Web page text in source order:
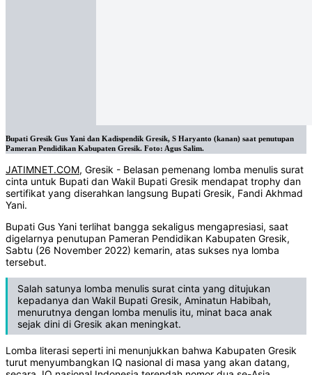
Bupati Gresik Gus Yani dan Kadispendik Gresik, S Haryanto (kanan) saat penutupan
Pameran Pendidikan Kabupaten Gresik. Foto: Agus Salim.
JATIMNET.COM, Gresik - Belasan pemenang lomba menulis surat
cinta untuk Bupati dan Wakil Bupati Gresik mendapat trophy dan
sertifikat yang diserahkan langsung Bupati Gresik, Fandi Akhmad
Yani.
Bupati Gus Yani terlihat bangga sekaligus mengapresiasi, saat
digelarnya penutupan Pameran Pendidikan Kabupaten Gresik,
Sabtu (26 November 2022) kemarin, atas sukses nya lomba
tersebut.
Salah satunya lomba menulis surat cinta yang ditujukan
kepadanya dan Wakil Bupati Gresik, Aminatun Habibah,
menurutnya dengan lomba menulis itu, minat baca anak
sejak dini di Gresik akan meningkat.
Lomba literasi seperti ini menunjukkan bahwa Kabupaten Gresik
turut menyumbangkan IQ nasional di masa yang akan datang,